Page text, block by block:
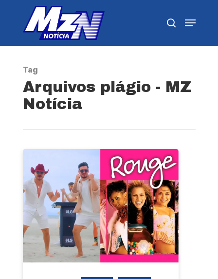
Tag
Arquivos plágio - MZ
Notícia